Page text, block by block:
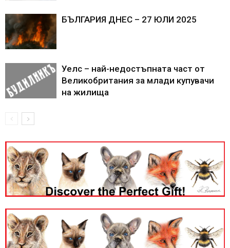
БЪЛГАРИЯ ДНЕС – 27 ЮЛИ 2025
Уелс – най-недостъпната част от
Великобритания за млади купувачи
на жилища